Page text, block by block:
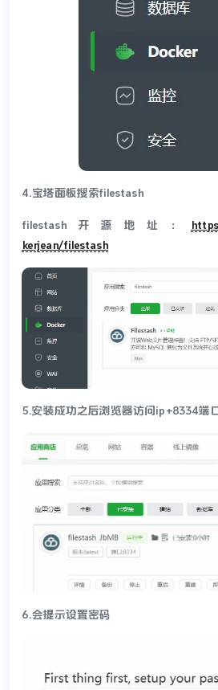
4.宝塔面板搜索filestash
filestash开源地址：
kerjean/filestash
5.安装成功之后浏览器访问ip+8334端
6.会提示设置密码